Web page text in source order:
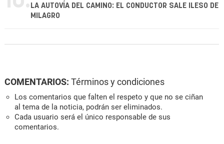
LA AUTOVÍA DEL CAMINO: EL CONDUCTOR SALE ILESO DE
MILAGRO
COMENTARIOS: Términos y condiciones
Los comentarios que falten el respeto y que no se ciñan
al tema de la noticia, podrán ser eliminados.
Cada usuario será el único responsable de sus
comentarios.